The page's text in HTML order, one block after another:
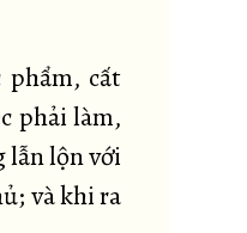
cất
phải làm,
lẫn lộn với
và khi ra